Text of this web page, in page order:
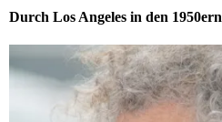
Durch Los Angeles in den 1950ern